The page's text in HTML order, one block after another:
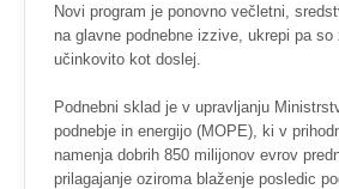
Novi program je ponovno večletni,
na glavne podnebne izzive, ukrepi pa so
učinkovito kot doslej.
Podnebni sklad je v upravljanju
podnebje in energijo (MOPE), ki v
namenja dobrih 850 milijonov evrov
prilagajanje oziroma blaženje posledic